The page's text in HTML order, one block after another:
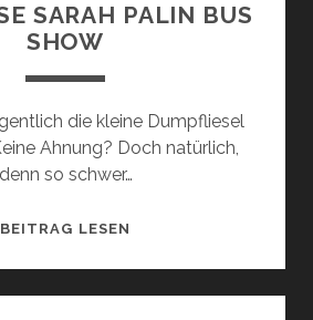
SARAH PALIN BUS S
HOW
die kleine Dumpfliesel
Ahnung? Doch natürlich,
denn so schwer…
BEITRAG LESEN